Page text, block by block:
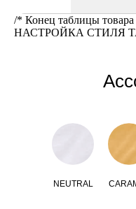
/* Конец таблицы
НАСТРОЙКА СТИЛЯ
NEUTRAL